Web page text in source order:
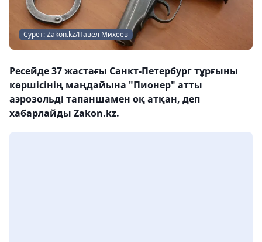
Сурет: Zakon.kz/Павел Михеев
Ресейде 37 жастағы Санкт-Петербург тұрғыны
көршісінің маңдайына "Пионер" атты
аэрозольді тапаншамен оқ атқан, деп
хабарлайды Zakon.kz.